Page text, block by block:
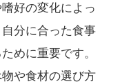
好の変化によっ
分に合った食事
めに重要です。
や食材の選び方